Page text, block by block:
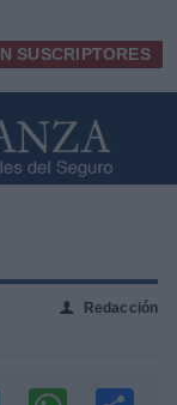
SUSCRIPTORES
👤 Redacción